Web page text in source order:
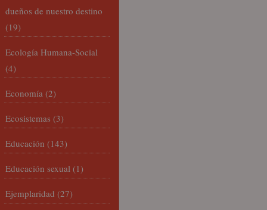
dueños de nuestro destino
(19)
Ecología Humana-Social
(4)
Economía (2)
Ecosistemas (3)
Educación (143)
Educación sexual (1)
Ejemplaridad (27)